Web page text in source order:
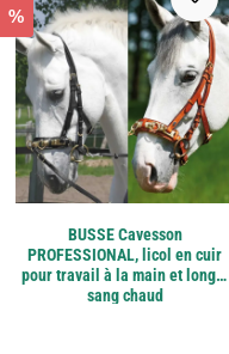
%
BUSSE Cavesson
PROFESSIONAL, licol en cuir
pour travail à la main et longe,
sang chaud